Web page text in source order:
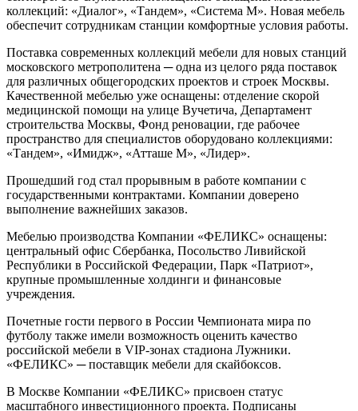
коллекций: «Диалог», «Тандем», «Система М». Новая мебель
обеспечит сотрудникам станции комфортные условия работы.
Поставка современных коллекций мебели для новых станций
московского метрополитена ─ одна из целого ряда поставок
для различных общегородских проектов и строек Москвы.
Качественной мебелью уже оснащены: отделение скорой
медицинской помощи на улице Вучетича, Департамент
строительства Москвы, Фонд реновации, где рабочее
пространство для специалистов оборудовано коллекциями:
«Тандем», «Имидж», «Атташе М», «Лидер».
Прошедший год стал прорывным в работе компании с
государственными контрактами. Компании доверено
выполнение важнейших заказов.
Мебелью производства Компании «ФЕЛИКС» оснащены:
центральный офис Сбербанка, Посольство Ливийской
Республики в Российской Федерации, Парк «Патриот»,
крупные промышленные холдинги и финансовые
учреждения.
Почетные гости первого в России Чемпионата мира по
футболу также имели возможность оценить качество
российской мебели в VIP-зонах стадиона Лужники.
«ФЕЛИКС» ─ поставщик мебели для скайбоксов.
В Москве Компании «ФЕЛИКС» присвоен статус
масштабного инвестиционного проекта. Подписаны